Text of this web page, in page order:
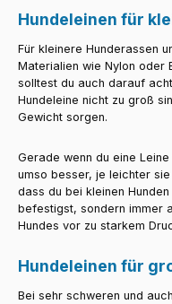
Hundeleinen für
Für kleinere Hunderassen
Materialien wie Nylon oder
solltest du auch darauf
Hundeleine nicht zu groß
Gewicht sorgen.
Gerade wenn du eine
umso besser, je leichter
dass du bei kleinen
befestigst, sondern immer
Hundes vor zu starkem
Hundeleinen für
Bei sehr schweren und